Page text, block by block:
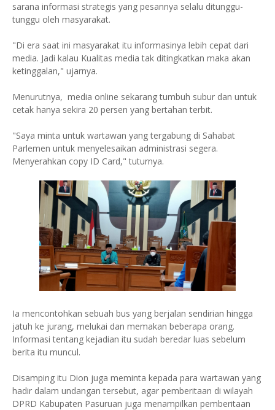
sarana informasi strategis yang pesannya selalu ditunggu-
tunggu oleh masyarakat.
"Di era saat ini masyarakat itu informasinya lebih cepat dari
media. Jadi kalau Kualitas media tak ditingkatkan maka akan
ketinggalan," ujarnya.
Menurutnya, media online sekarang tumbuh subur dan untuk
cetak hanya sekira 20 persen yang bertahan terbit.
"Saya minta untuk wartawan yang tergabung di Sahabat
Parlemen untuk menyelesaikan administrasi segera.
Menyerahkan copy ID Card," tuturnya.
Ia mencontohkan sebuah bus yang berjalan sendirian hingga
jatuh ke jurang, melukai dan memakan beberapa orang.
Informasi tentang kejadian itu sudah beredar luas sebelum
berita itu muncul.
Disamping itu Dion juga meminta kepada para wartawan yang
hadir dalam undangan tersebut, agar pemberitaan di wilayah
DPRD Kabupaten Pasuruan juga menampilkan pemberitaan